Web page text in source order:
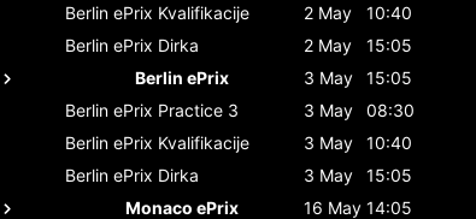
Berlin ePrix Kvalifikacije 2 May
10:40
Berlin ePrix Dirka 2 May
15:05
Berlin ePrix
3 May
15:05
Berlin ePrix Practice 3 3 May
08:30
Berlin ePrix Kvalifikacije 3 May
10:40
Berlin ePrix Dirka 3 May
15:05
Monaco ePrix
16 May 14:05